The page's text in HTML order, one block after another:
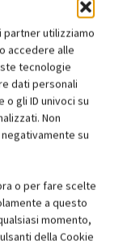
utilizziamo
accedere alle
tecnologie
dati personali
gli ID univoci su
Non
su
o per fare scelte
a questo
momento,
della Cookie